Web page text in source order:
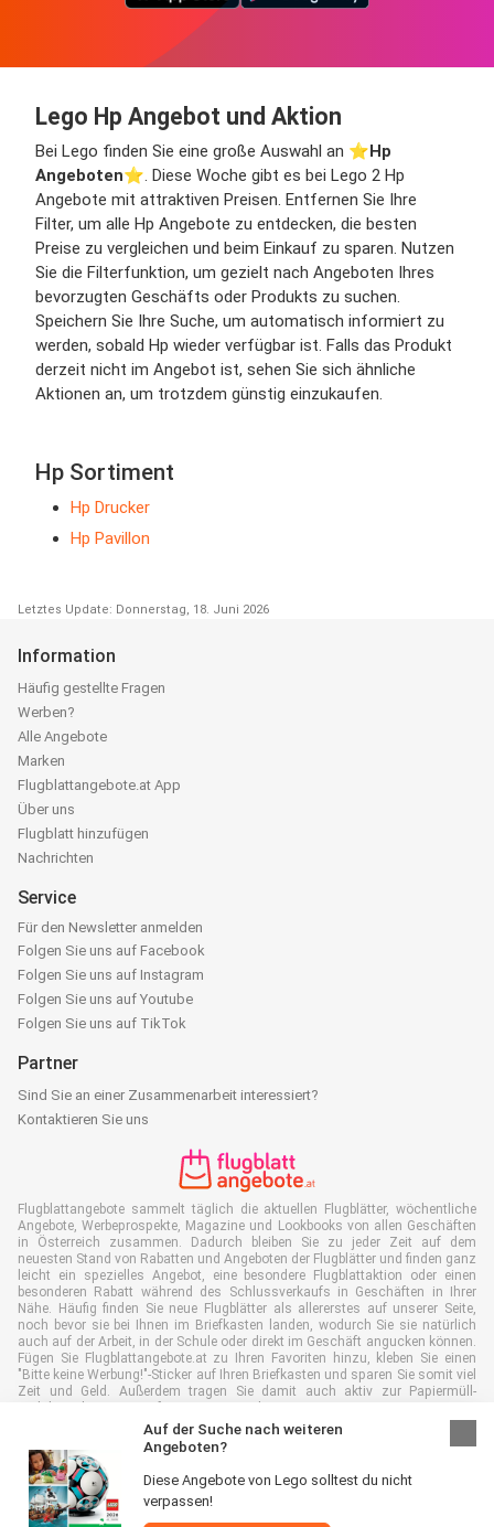
Lego Hp Angebot und Aktion
Bei Lego finden Sie eine große Auswahl an ⭐️Hp
Angeboten⭐️. Diese Woche gibt es bei Lego 2 Hp
Angebote mit attraktiven Preisen. Entfernen Sie Ihre
Filter, um alle Hp Angebote zu entdecken, die besten
Preise zu vergleichen und beim Einkauf zu sparen. Nutzen
Sie die Filterfunktion, um gezielt nach Angeboten Ihres
bevorzugten Geschäfts oder Produkts zu suchen.
Speichern Sie Ihre Suche, um automatisch informiert zu
werden, sobald Hp wieder verfügbar ist. Falls das Produkt
derzeit nicht im Angebot ist, sehen Sie sich ähnliche
Aktionen an, um trotzdem günstig einzukaufen.
Hp Sortiment
Hp Drucker
Hp Pavillon
Letztes Update: Donnerstag, 18. Juni 2026
Auf der Suche nach weiteren
Angeboten?
Diese Angebote von Lego solltest du nicht
verpassen!
Information
Häufig gestellte Fragen
Werben?
Alle Angebote
Marken
Flugblattangebote.at App
Über uns
Flugblatt hinzufügen
Nachrichten
Service
Für den Newsletter anmelden
Folgen Sie uns auf Facebook
Folgen Sie uns auf Instagram
Folgen Sie uns auf Youtube
Folgen Sie uns auf TikTok
Partner
Sind Sie an einer Zusammenarbeit interessiert?
Kontaktieren Sie uns
Flugblattangebote sammelt täglich die aktuellen Flugblätter, wöchentliche
Angebote, Werbeprospekte, Magazine und Lookbooks von allen Geschäften
in Österreich zusammen. Dadurch bleiben Sie zu jeder Zeit auf dem
neuesten Stand von Rabatten und Angeboten der Flugblätter und finden ganz
leicht ein spezielles Angebot, eine besondere Flugblattaktion oder einen
besonderen Rabatt während des Schlussverkaufs in Geschäften in Ihrer
Nähe. Häufig finden Sie neue Flugblätter als allererstes auf unserer Seite,
noch bevor sie bei Ihnen im Briefkasten landen, wodurch Sie sie natürlich
auch auf der Arbeit, in der Schule oder direkt im Geschäft angucken können.
Fügen Sie Flugblattangebote.at zu Ihren Favoriten hinzu, kleben Sie einen
"Bitte keine Werbung!"-Sticker auf Ihren Briefkasten und sparen Sie somit viel
Zeit und Geld. Außerdem tragen Sie damit auch aktiv zur Papiermüll-
Reduktion bei, was gut für unsere Umwelt ist.
Alle Rechte vorbehalten © Flugblattangebote.at 2026 |